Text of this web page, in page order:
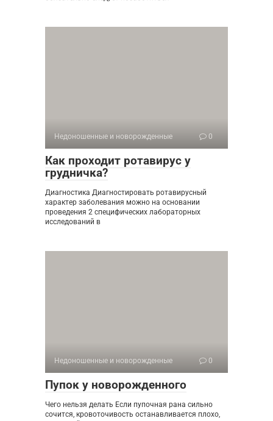
Недоношенные и новорожденные 0
Как проходит ротавирус у
грудничка?
Диагностика Диагностировать ротавирусный
характер заболевания можно на основании
проведения 2 специфических лабораторных
исследований в
Недоношенные и новорожденные 0
Пупок у новорожденного
Чего нельзя делать Если пупочная рана сильно
сочится, кровоточивость останавливается плохо,